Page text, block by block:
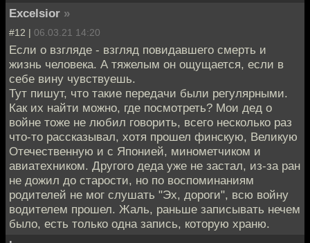
Excelsior »
#12 | 06.03.21 14:20
Если о взгляде - взгляд повидавшего смерть и
жизнь человека. А тяжелым он ощущается, если в
себе вину чувствуешь.
Тут пишут, что такие передачи были регулярными.
Как их найти можно, где посмотреть? Мои дед о
войне тоже не любил говорить, всего несколько раз
что-то рассказывал, хотя прошел финскую, Великую
Отечественную и с Японией, минометчиком и
авиатехником. Другого деда уже не застал, из-за ран
не дожил до старости, но по воспоминаниям
родителей не мог слушать "Эх, дороги", всю войну
водителем прошел. Жаль, раньше записывать нечем
было, есть только одна запись, которую храню.